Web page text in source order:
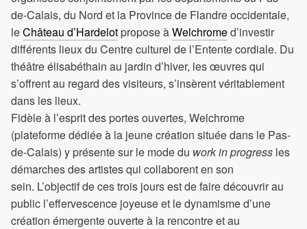
de-Calais, du Nord et la Province de Flandre occidentale,
leChâteau d’Hardelotpropose àWelchromed’investir
différents lieux du Centre culturel de l’Entente cordiale. Du
théâtre élisabéthain au jardin d’hiver, les œuvres qui
s’offrent au regard des visiteurs, s’insèrent véritablement
dans les lieux.
Fidèle à l’esprit des portes ouvertes, Welchrome
(plateforme dédiée à la jeune création située dans le Pas-
de-Calais) y présente sur le mode du work in progress les
démarches des artistes qui collaborent en son
sein. L’objectif de ces trois jours est de faire découvrir au
public l’effervescence joyeuseet le dynamisme d’une
création émergente ouverte à la rencontre et au